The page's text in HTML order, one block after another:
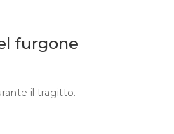
furgone
il tragitto.